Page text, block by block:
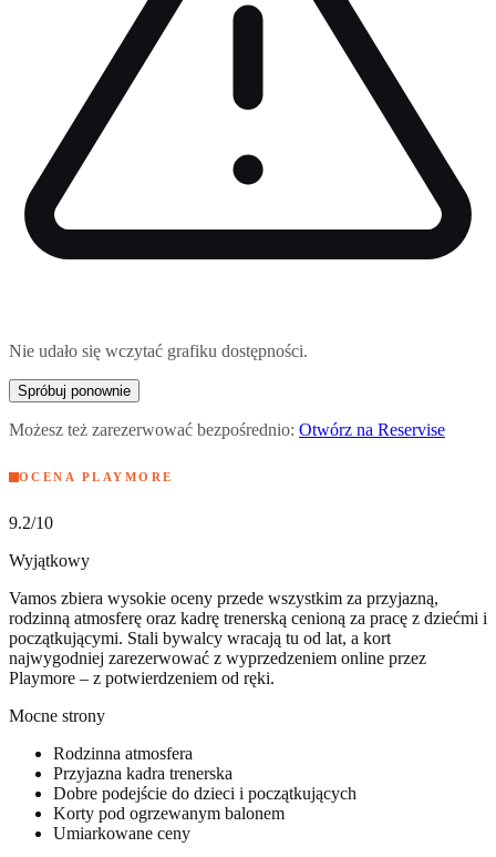
Nie udało się wczytać grafiku dostępności.
Spróbuj ponownie
Możesz też zarezerwować bezpośrednio: Otwórz na Reservise
OCENA PLAYMORE
9.2/10
Wyjątkowy
Vamos zbiera wysokie oceny przede wszystkim za przyjazną,
rodzinną atmosferę oraz kadrę trenerską cenioną za pracę z dziećmi i
początkującymi. Stali bywalcy wracają tu od lat, a kort
najwygodniej zarezerwować z wyprzedzeniem online przez
Playmore – z potwierdzeniem od ręki.
Mocne strony
Rodzinna atmosfera
Przyjazna kadra trenerska
Dobre podejście do dzieci i początkujących
Korty pod ogrzewanym balonem
Umiarkowane ceny